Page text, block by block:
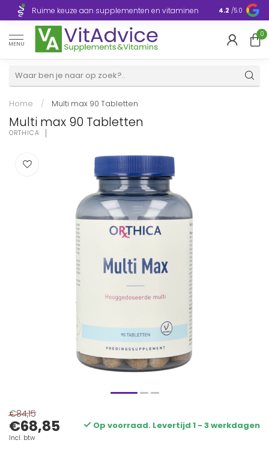
Ruime keuze aan supplementen en vitaminen Europa
4.2 /5.0
MENU
0
Home / Multi max 90 Tabletten
Multi max 90 Tabletten
ORTHICA
€84,15
€68,85
Incl. btw
Op voorraad. Levertijd 1 - 3 werkdagen